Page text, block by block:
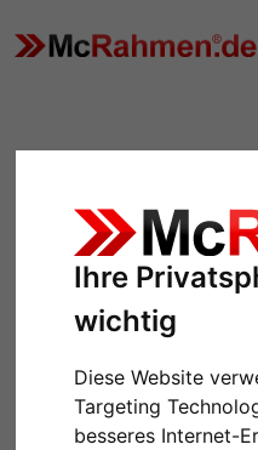
Ihre
wichtig
Diese Website
Targeting
besseres Internet-
Zurück